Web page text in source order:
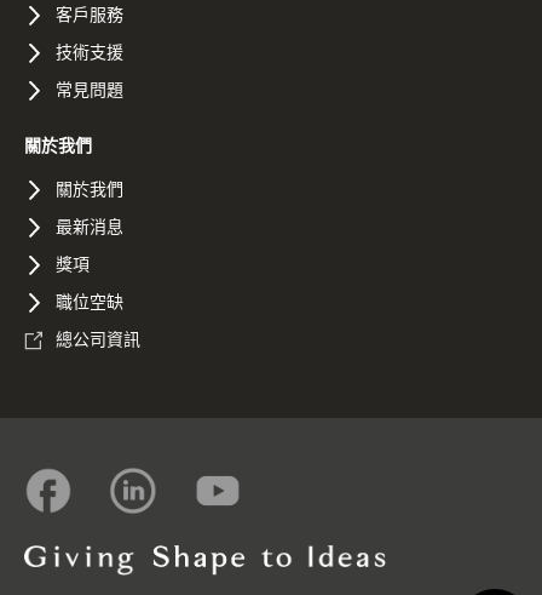
客戶服務
技術支援
常見問題
關於我們
關於我們
最新消息
獎項
職位空缺
總公司資訊